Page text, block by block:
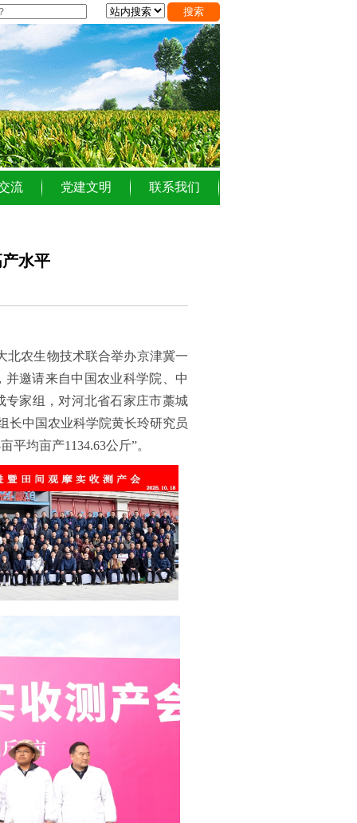
流 党建文明 联系我们
水平
北农生物技术联合举办京津冀一
邀请来自中国农业科学院、中
家组，对河北省石家庄市藁城
长中国农业科学院黄长玲研究员
平均亩产1134.63公斤”。